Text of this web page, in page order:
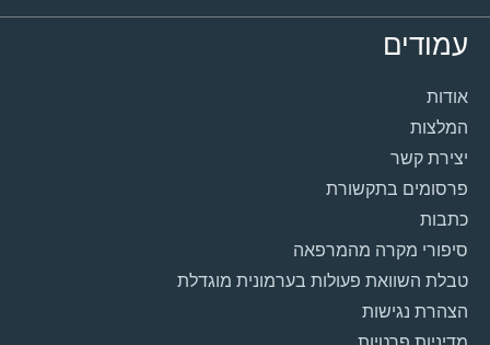
עמודים
אודות
המלצות
יצירת קשר
פרסומים בתקשורת
כתבות
סיפורי מקרה מהמרפאה
טבלת השוואת פעולות בערמונית מוגדלת
הצהרת נגישות